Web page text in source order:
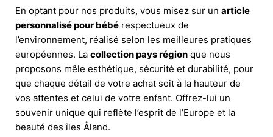
En optant pour nos produits, vous misez sur un article
personnalisé pour bébé respectueux de
l’environnement, réalisé selon les meilleures pratiques
européennes. La collection pays région que nous
proposons mêle esthétique, sécurité et durabilité, pour
que chaque détail de votre achat soit à la hauteur de
vos attentes et celui de votre enfant. Offrez-lui un
souvenir unique qui reflète l’esprit de l’Europe et la
beauté des îles Åland.